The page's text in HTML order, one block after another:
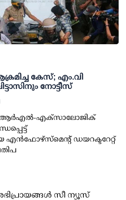
കേസ്; എം.വി
നോട്ടീസ്
എക്‌സാലോജിക്
ഡയറക്ടറേറ്റ്
സീ ന്യൂസ്